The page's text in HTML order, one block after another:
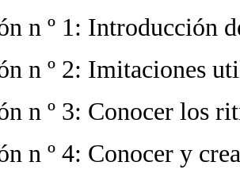
n º 1: Introducción
n º 2: Imitaciones
n º 3: Conocer los
n º 4: Conocer y